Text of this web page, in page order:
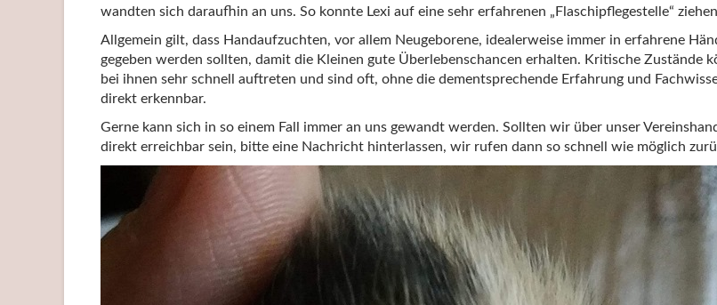
wandten sich daraufhin an uns. So konnte Lexi auf eine sehr erfahrenen „Flaschipflegestelle“
Allgemein gilt, dass Handaufzuchten, vor allem Neugeborene, idealerweise immer in erfahrene
gegeben werden sollten, damit die Kleinen gute Überlebenschancen erhalten. Kritische Zustände
bei ihnen sehr schnell auftreten und sind oft, ohne die dementsprechende Erfahrung und
direkt erkennbar.
Gerne kann sich in so einem Fall immer an uns gewandt werden. Sollten wir über unser
direkt erreichbar sein, bitte eine Nachricht hinterlassen, wir rufen dann so schnell wie möglich